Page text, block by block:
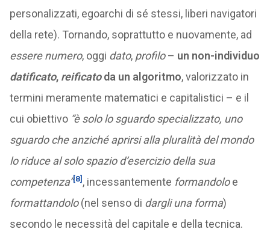
personalizzati, egoarchi di sé stessi, liberi navigatori
della rete). Tornando, soprattutto e nuovamente, ad
essere numero, oggi dato, profilo– un non-individuo
datificato, reificatoda un algoritmo, valorizzato in
termini meramente matematici e capitalistici – e il
cui obiettivo “è solo lo sguardo specializzato, uno
sguardo che anziché aprirsi alla pluralità del mondo
lo riduce al solo spazio d’esercizio della sua
competenza”[8] , incessantemente formandoloe
formattandolo(nel senso di dargli una forma)
secondo le necessità del capitale e della tecnica.